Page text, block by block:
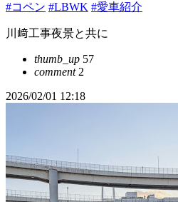
#コペン #LBWK #愛車紹介
川﨑工事夜景と共に
thumb_up 57
comment2
2026/02/01 12:18